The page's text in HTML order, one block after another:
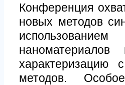
Конференция
новых методов
характеризацию
методов.